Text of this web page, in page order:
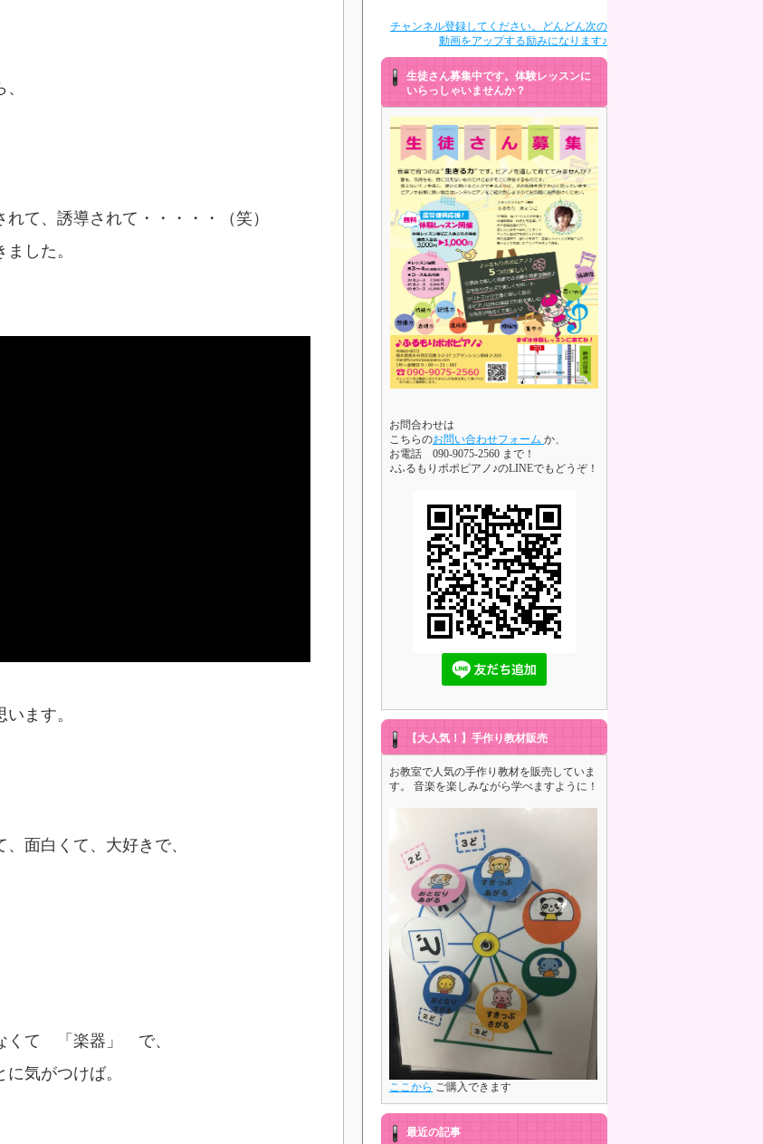
て、誘導されて・・・・・（笑）
した。
ます。
面白くて、大好きで、
くて 「楽器」 で、
気がつけば。
チャンネル登録してください。どんどん次の
動画をアップする励みになります♪
生徒さん募集中です。体験レッスンに
いらっしゃいませんか？
お問合わせは
こちらのお問い合わせフォーム か、
お電話 090-9075-2560 まで！
♪ふるもりポポピアノ♪のLINEでもどうぞ！
【大人気！】手作り教材販売
お教室で人気の手作り教材を販売していま
す。 音楽を楽しみながら学べますように！
ここから ご購入できます
最近の記事